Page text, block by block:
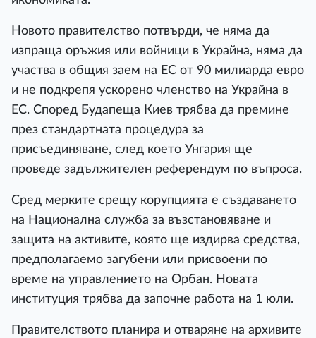
Новото правителство потвърди, че няма да
изпраща оръжия или войници в Украйна, няма да
участва в общия заем на ЕС от 90 милиарда евро
и не подкрепя ускорено членство на Украйна в
ЕС. Според Будапеща Киев трябва да премине
през стандартната процедура за
присъединяване, след което Унгария ще
проведе задължителен референдум по въпроса.
Сред мерките срещу корупцията е създаването
на Национална служба за възстановяване и
защита на активите, която ще издирва средства,
предполагаемо загубени или присвоени по
време на управлението на Орбан. Новата
институция трябва да започне работа на 1 юли.
Правителството планира и отваряне на архивите